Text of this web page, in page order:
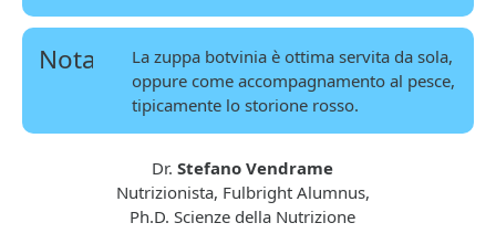
Nota
La zuppa botvinia è ottima servita da sola,
oppure come accompagnamento al pesce,
tipicamente lo storione rosso.
Dr. Stefano Vendrame
Nutrizionista, Fulbright Alumnus,
Ph.D. Scienze della Nutrizione